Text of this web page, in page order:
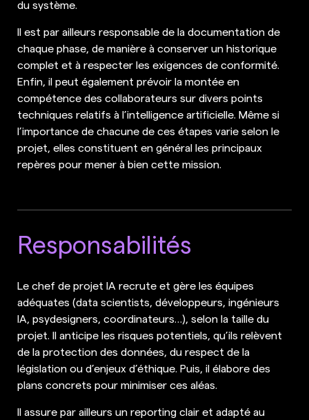
du système.
Il est par ailleurs responsable de la documentation de
chaque phase, de manière à conserver un historique
complet et à respecter les exigences de conformité.
Enfin, il peut également prévoir la montée en
compétence des collaborateurs sur divers points
techniques relatifs à l’intelligence artificielle. Même si
l’importance de chacune de ces étapes varie selon le
projet, elles constituent en général les principaux
repères pour mener à bien cette mission.
Responsabilités
Le chef de projet IA recrute et gère les équipes
adéquates (data scientists, développeurs, ingénieurs
IA, psydesigners, coordinateurs…), selon la taille du
projet. Il anticipe les risques potentiels, qu’ils relèvent
de la protection des données, du respect de la
législation ou d’enjeux d’éthique. Puis, il élabore des
plans concrets pour minimiser ces aléas.
Il assure par ailleurs un reporting clair et adapté au